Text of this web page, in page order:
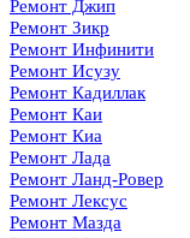
Ремонт Джип
Ремонт Зикр
Ремонт Инфинити
Ремонт Исузу
Ремонт Кадиллак
Ремонт Каи
Ремонт Киа
Ремонт Лада
Ремонт Ланд-Ровер
Ремонт Лексус
Ремонт Мазда